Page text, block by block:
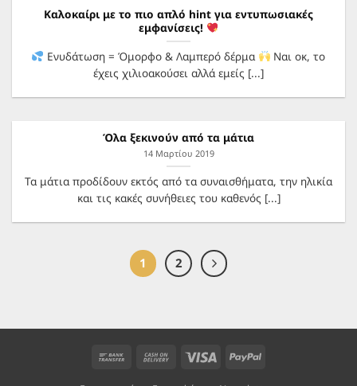
Καλοκαίρι με το πιο απλό hint για εντυπωσιακές
εμφανίσεις!
Ενυδάτωση = Όμορφο & Λαμπερό δέρμα
Ναι οκ, το
έχεις χιλιοακούσει αλλά εμείς [...]
Όλα ξεκινούν από τα μάτια
14 Μαρτίου 2019
Τα μάτια προδίδουν εκτός από τα συναισθήματα, την ηλικία
και τις κακές συνήθειες του καθενός [...]
1 2
Bank
Cash
Visa PayPal